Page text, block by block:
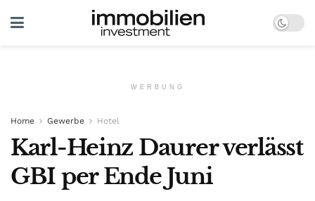
WERBUNG
Home Gewerbe Hotel
Karl-Heinz Daurer verlässt
GBI per Ende Juni